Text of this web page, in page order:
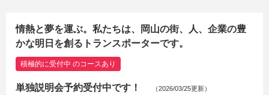
情熱と夢を運ぶ。私たちは、岡山の街、人、企業の豊
かな明日を創るトランスポーターです。
積極的に受付中 のコースあり
単独説明会予約受付中です！ （2026/03/25更新）